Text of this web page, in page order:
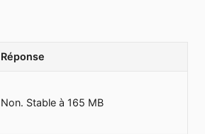
Réponse
Non. Stable à 165 MB